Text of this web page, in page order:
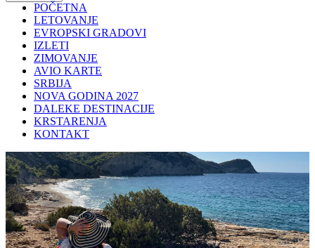
POČETNA
LETOVANJE
EVROPSKI GRADOVI
IZLETI
ZIMOVANJE
AVIO KARTE
SRBIJA
NOVA GODINA 2027
DALEKE DESTINACIJE
KRSTARENJA
KONTAKT